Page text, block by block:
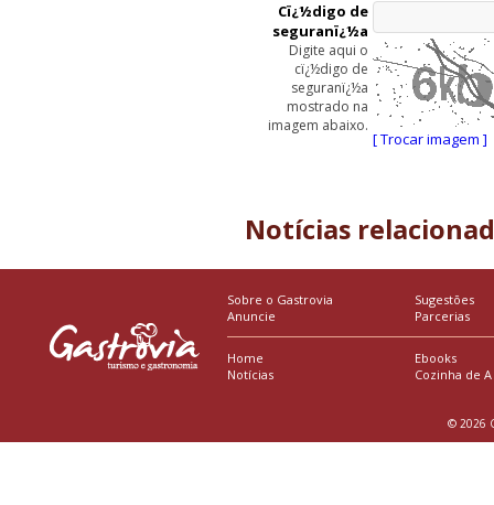
Cï¿½digo de
seguranï¿½a
Digite aqui o
cï¿½digo de
seguranï¿½a
mostrado na
imagem abaixo.
[ Trocar imagem ]
Notícias
Sobre o Gastrovia
Anuncie
Sugestões
Parcerias
Home
Notícias
Ebooks
Cozinha de A
© 2026